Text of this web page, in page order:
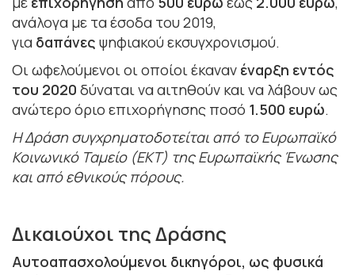
ανάλογα με τα έσοδα του 2019,
για δαπάνες ψηφιακού εκσυγχρονισμού.
Οι ωφελούμενοι οι οποίοι έκαναν έναρξη εντός
του 2020 δύναται να αιτηθούν και να λάβουν ως
ανώτερο όριο επιχορήγησης ποσό 1.500 ευρώ.
Η Δράση συγχρηματοδοτείται από το Ευρωπαϊκό
Κοινωνικό Ταμείο (ΕΚΤ) της Ευρωπαϊκής Ένωσης
και από εθνικούς πόρους.
Δικαιούχοι της Δράσης
Αυτοαπασχολούμενοι δικηγόροι, ως φυσικά